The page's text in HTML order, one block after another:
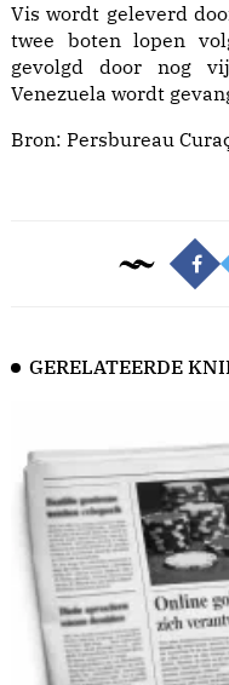
Vis wordt geleverd
twee boten lopen
gevolgd door nog
Venezuela wordt
Bron: Persbureau
GERELATEERDE